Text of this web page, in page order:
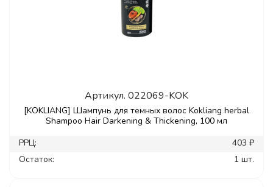
Артикул. 022069-KOK
[KOKLIANG] Шампунь для темных волос Kokliang herbal
Shampoo Hair Darkening & Thickening, 100 мл
РРЦ:
403 ₽
Остаток:
1 шт.